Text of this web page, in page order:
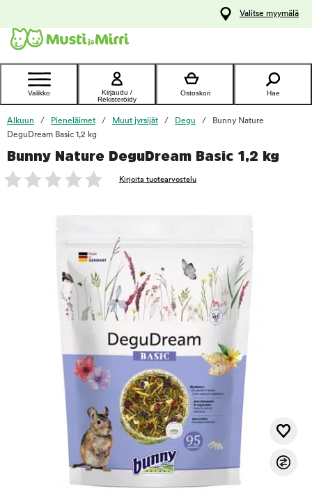
Ota yhteyttä
asiakaspalveluun
Valitse myymälä
Valikko
Kirjaudu /
Rekisteröidy
Ostoskori Hae
Alkuun Pieneläimet Muut jyrsijät Degu
Bunny Nature
DeguDream Basic 1,2 kg
Bunny Nature DeguDream Basic 1,2 kg
Kirjoita tuotearvostelu
foo